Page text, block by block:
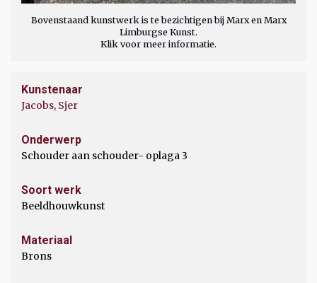
Bovenstaand kunstwerk is te bezichtigen bij Marx en Marx
Limburgse Kunst.
Klik voor meer informatie.
Kunstenaar
Jacobs, Sjer
Onderwerp
Schouder aan schouder- oplaga 3
Soort werk
Beeldhouwkunst
Materiaal
Brons